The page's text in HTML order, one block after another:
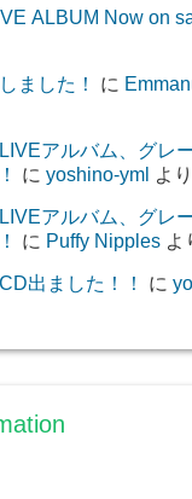
ALBUM Now on
ました！
に
アルバム、グレ
に yoshino-yml より
アルバム、グレ
に Puffy Nipplesよ
出ました！！
に